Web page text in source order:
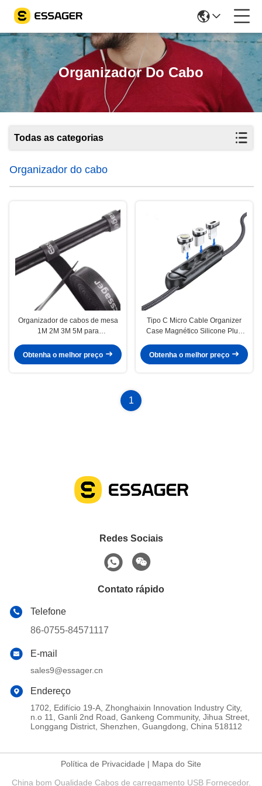
Organizador Do Cabo
Todas as categorias
Organizador do cabo
Organizador de cabos de mesa
1M 2M 3M 5M para
móvel
Obtenha o melhor preço
Tipo C Micro Cable Organizer
Case Magnético Silicone Plug
Obtenha o melhor preço
1
Redes Sociais
Contato rápido
Telefone
86-0755-84571117
E-mail
sales9@essager.cn
Endereço
1702, Edifício 19-A, Zhonghaixin Innovation Industry City,
n.o 11, Ganli 2nd Road, Gankeng Community, Jihua Street,
Longgang District, Shenzhen, Guangdong, China 518112
Política de Privacidade | Mapa do Site
China bom Qualidade Cabos de carregamento USB Fornecedor.